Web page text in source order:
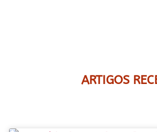
ARTIGOS